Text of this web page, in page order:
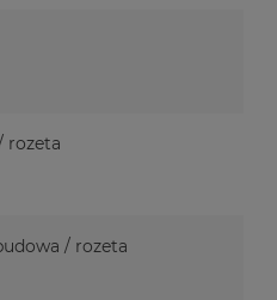
rozeta
/ rozeta